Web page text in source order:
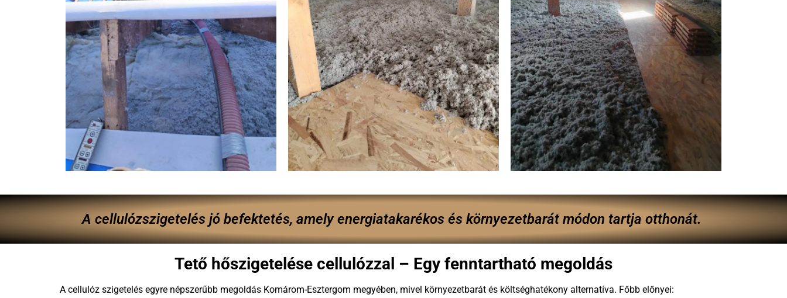
A cellulózszigetelés jó befektetés, amely energiatakarékos és környezetbarát módon tartja otthonát.
Tető hőszigetelése cellulózzal – Egy fenntartható megoldás
A cellulóz szigetelés egyre népszerűbb megoldás Komárom-Esztergom megyében, mivel környezetbarát és költséghatékony alternatíva. Főbb előnyei: